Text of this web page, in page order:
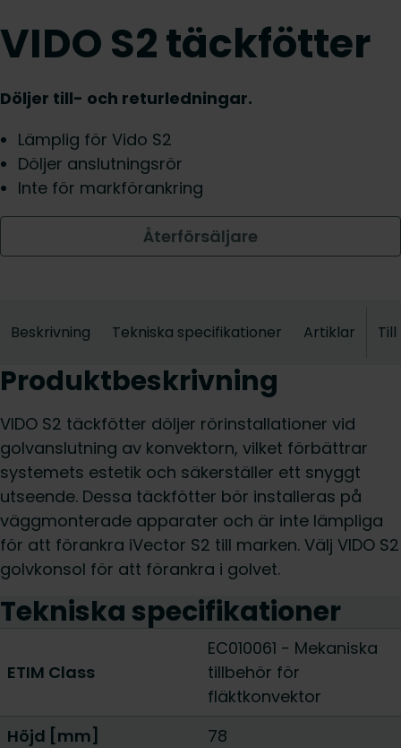
VIDO S2 täckfötter
Döljer till- och returledningar.
Lämplig för Vido S2
Döljer anslutningsrör
Inte för markförankring
Återförsäljare
Beskrivning Tekniska specifikationer Artiklar
Produktbeskrivning
VIDO S2 täckfötter döljer rörinstallationer vid
golvanslutning av konvektorn, vilket förbättrar
systemets estetik och säkerställer ett snyggt
utseende. Dessa täckfötter bör installeras på
väggmonterade apparater och är inte lämpliga
för att förankra iVector S2 till marken. Välj VIDO S2
golvkonsol för att förankra i golvet.
Tekniska specifikationer
ETIM Class
EC010061 - Mekaniska
tillbehör för
fläktkonvektor
Höjd [mm]
78